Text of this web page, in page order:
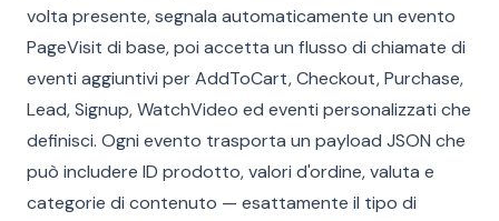
volta presente, segnala automaticamente un evento
PageVisit di base, poi accetta un flusso di chiamate di
eventi aggiuntivi per AddToCart, Checkout, Purchase,
Lead, Signup, WatchVideo ed eventi personalizzati che
definisci. Ogni evento trasporta un payload JSON che
può includere ID prodotto, valori d'ordine, valuta e
categorie di contenuto — esattamente il tipo di